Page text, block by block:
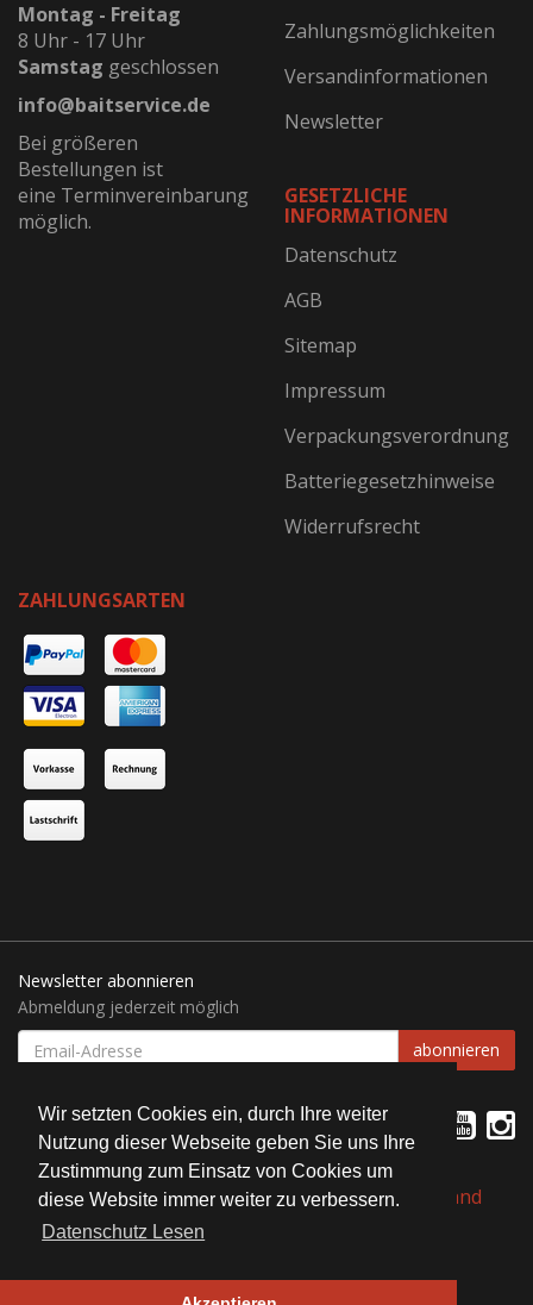
Wir setzten Cookies ein, durch Ihre weiter
Nutzung dieser Webseite geben Sie uns Ihre
Zustimmung zum Einsatz von Cookies um
diese Website immer weiter zu verbessern.
Datenschutz Lesen
Montag - Freitag
8 Uhr - 17 Uhr
Samstag geschlossen
info@baitservice.de
Bei größeren
Bestellungen ist
eine Terminvereinbarung
möglich.
Zahlungsmöglichkeiten
Versandinformationen
Newsletter
GESETZLICHE
INFORMATIONEN
Datenschutz
AGB
Sitemap
Impressum
Verpackungsverordnung
Batteriegesetzhinweise
Widerrufsrecht
ZAHLUNGSARTEN
Newsletter abonnieren
Abmeldung jederzeit möglich
EMAIL-
ADRESSE
abonnieren
*Alle Preise inkl. gesetzlicher USt., zzgl. Versand
Alle Rechte vorbehalten